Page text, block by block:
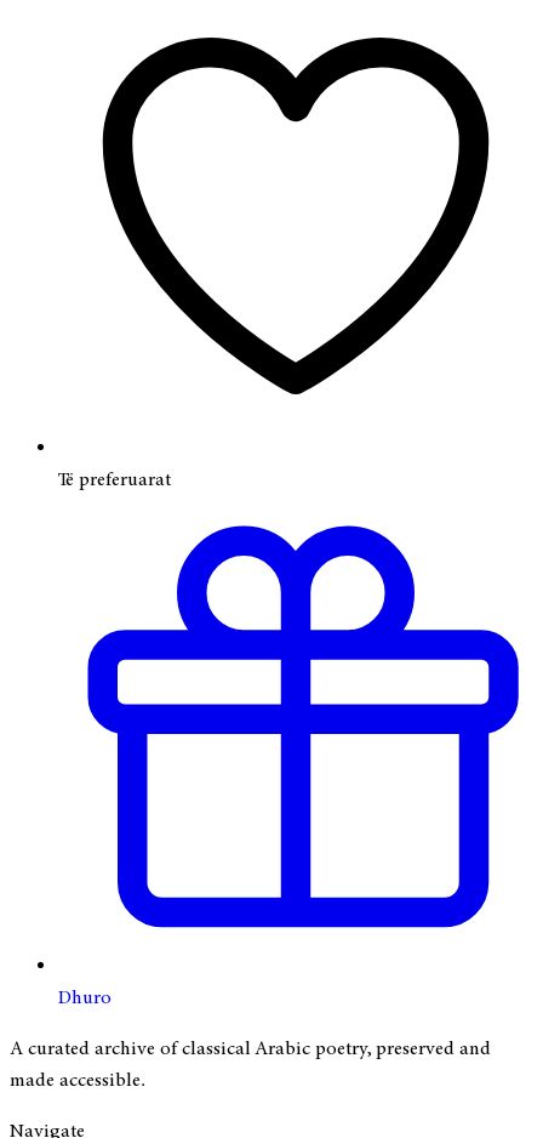
Të preferuarat
Dhuro
A curated archive of classical Arabic poetry, preserved and
made accessible.
Navigate